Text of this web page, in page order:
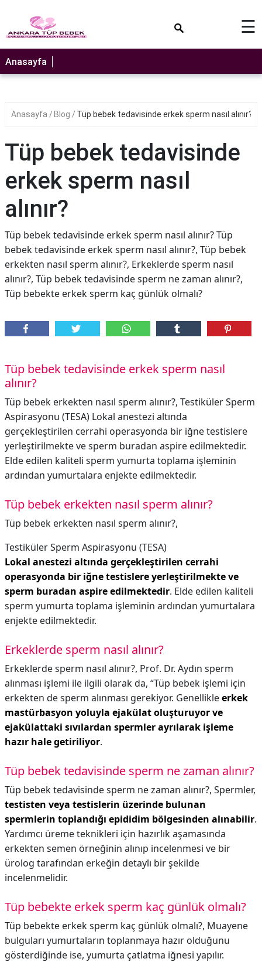
☰
Anasayfa
Anasayfa Blog Tüp bebek tedavisinde erkek sperm nasıl alınır?
Tüp bebek tedavisinde
erkek sperm nasıl
alınır?
Tüp bebek tedavisinde erkek sperm nasıl alınır? Tüp
bebek tedavisinde erkek sperm nasıl alınır?, Tüp bebek
erkekten nasıl sperm alınır?, Erkeklerde sperm nasıl
alınır?, Tüp bebek tedavisinde sperm ne zaman alınır?,
Tüp bebekte erkek sperm kaç günlük olmalı?
Tüp bebek tedavisinde erkek sperm nasıl
alınır?
Tüp bebek erkekten nasıl sperm alınır?, Testiküler Sperm
Aspirasyonu (TESA) Lokal anestezi altında
gerçekleştirilen cerrahi operasyonda bir iğne testislere
yerleştirilmekte ve sperm buradan aspire edilmektedir.
Elde edilen kaliteli sperm yumurta toplama işleminin
ardından yumurtalara enjekte edilmektedir.
Tüp bebek erkekten nasıl sperm alınır?
Tüp bebek erkekten nasıl sperm alınır?,
Testiküler Sperm Aspirasyonu (TESA)
Lokal anestezi altında gerçekleştirilen cerrahi
operasyonda bir iğne testislere yerleştirilmekte ve
sperm buradan aspire edilmektedir. Elde edilen kaliteli
sperm yumurta toplama işleminin ardından yumurtalara
enjekte edilmektedir.
Erkeklerde sperm nasıl alınır?
Erkeklerde sperm nasıl alınır?, Prof. Dr. Aydın sperm
alınması işlemi ile ilgili olarak da, “Tüp bebek işlemi için
erkekten de sperm alınması gerekiyor. Genellikleerkek
mastürbasyon yoluyla ejakülat oluşturuyor ve
ejakülattaki sıvılardan spermler ayrılarak işleme
hazır hale getiriliyor.
Tüp bebek tedavisinde sperm ne zaman alınır?
Tüp bebek tedavisinde sperm ne zaman alınır?, Spermler,
testisten veya testislerin üzerinde bulunan
spermlerin toplandığı epididim bölgesinden alınabilir.
Yardımcı üreme teknikleri için hazırlık aşamasında
erkekten semen örneğinin alınıp incelenmesi ve bir
ürolog tarafından erkeğin detaylı bir şekilde
incelenmelidir.
Tüp bebekte erkek sperm kaç günlük olmalı?
Tüp bebekte erkek sperm kaç günlük olmalı?, Muayene
bulguları yumurtaların toplanmaya hazır olduğunu
gösterdiğinde ise, yumurta çatlatma iğnesi yapılır.